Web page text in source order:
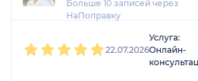
Больше 10 записей через
НаПоправку
22.07.2026
Услуга:
Онлайн-